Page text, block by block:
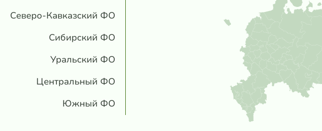
Северо-Кавказский ФО
Сибирский ФО
Уральский ФО
Центральный ФО
Южный ФО